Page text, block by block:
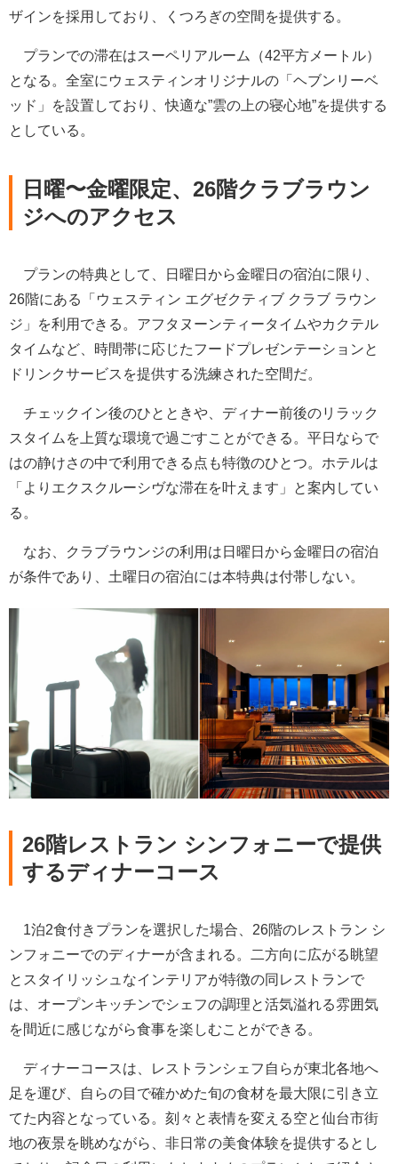
ザインを採用しており、くつろぎの空間を提供する。
プランでの滞在はスーペリアルーム（42平方メートル）
となる。全室にウェスティンオリジナルの「ヘブンリーベ
ッド」を設置しており、快適な”雲の上の寝心地”を提供する
としている。
日曜〜金曜限定、26階クラブラウン
ジへのアクセス
プランの特典として、日曜日から金曜日の宿泊に限り、
26階にある「ウェスティン エグゼクティブ クラブ ラウン
ジ」を利用できる。アフタヌーンティータイムやカクテル
タイムなど、時間帯に応じたフードプレゼンテーションと
ドリンクサービスを提供する洗練された空間だ。
チェックイン後のひとときや、ディナー前後のリラック
スタイムを上質な環境で過ごすことができる。平日ならで
はの静けさの中で利用できる点も特徴のひとつ。ホテルは
「よりエクスクルーシヴな滞在を叶えます」と案内してい
る。
なお、クラブラウンジの利用は日曜日から金曜日の宿泊
が条件であり、土曜日の宿泊には本特典は付帯しない。
26階レストラン シンフォニーで提供
するディナーコース
1泊2食付きプランを選択した場合、26階のレストラン シ
ンフォニーでのディナーが含まれる。二方向に広がる眺望
とスタイリッシュなインテリアが特徴の同レストランで
は、オープンキッチンでシェフの調理と活気溢れる雰囲気
を間近に感じながら食事を楽しむことができる。
ディナーコースは、レストランシェフ自らが東北各地へ
足を運び、自らの目で確かめた旬の食材を最大限に引き立
てた内容となっている。刻々と表情を変える空と仙台市街
地の夜景を眺めながら、非日常の美食体験を提供するとし